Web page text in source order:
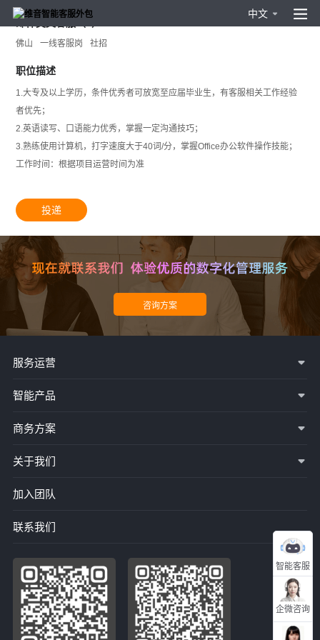
中文
佛山 一线客服岗 社招
职位描述
1.大专及以上学历，条件优秀者可放宽至应届毕业生，有客服相关工作经验
者优先；
2.英语读写、口语能力优秀，掌握一定沟通技巧；
3.熟练使用计算机，打字速度大于40词/分，掌握Office办公软件操作技能；
工作时间：根据项目运营时间为准
投递
智能客服
企微咨询
服务运营
智能产品
商务方案
关于我们
加入团队
联系我们